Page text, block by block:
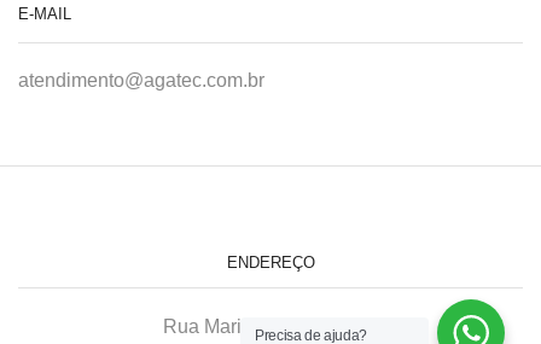
E-MAIL
atendimento@agatec.com.br
ENDEREÇO
Rua Maria Afonso, 166-A
Precisa de ajuda?